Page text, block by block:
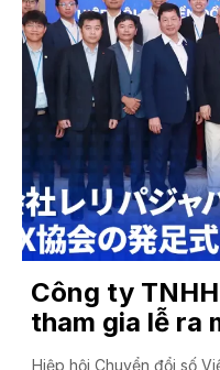
Công ty
tham gia lễ ra
Nhật Bản –
Hiệp hội Chuyển đổi số